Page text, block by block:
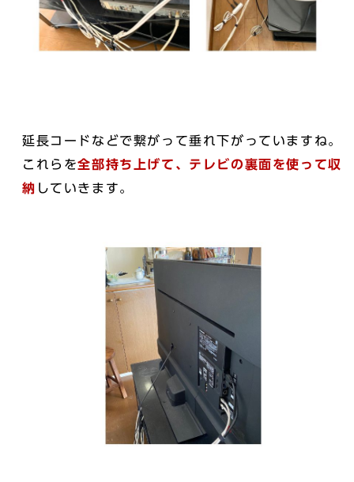
延長コードなどで繋がって垂れ下がっていますね。
これらを全部持ち上げて、テレビの裏面を使って収
納 していきます。